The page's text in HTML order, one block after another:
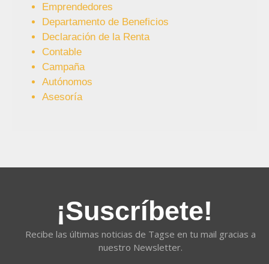
Emprendedores
Departamento de Beneficios
Declaración de la Renta
Contable
Campaña
Autónomos
Asesoría
¡Suscríbete!
Recibe las últimas noticias de Tagse en tu mail gracias a
nuestro Newsletter.